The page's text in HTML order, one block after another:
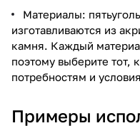
Материалы:
изготавливаются из
камня. Каждый
поэтому выберите тот,
потребностям и
Примеры